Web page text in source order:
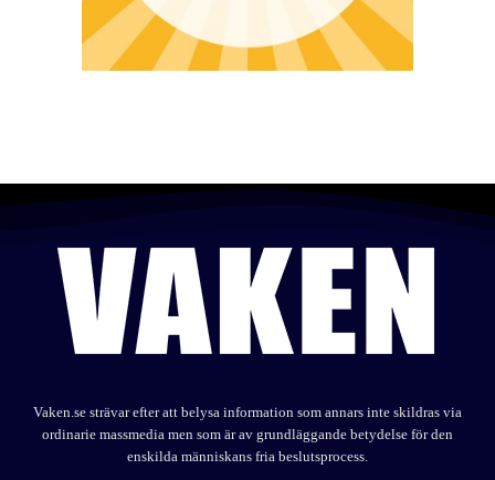
Vaken.se strävar efter att belysa information som annars inte skildras via
ordinarie massmedia men som är av grundläggande betydelse för den
enskilda människans fria beslutsprocess.